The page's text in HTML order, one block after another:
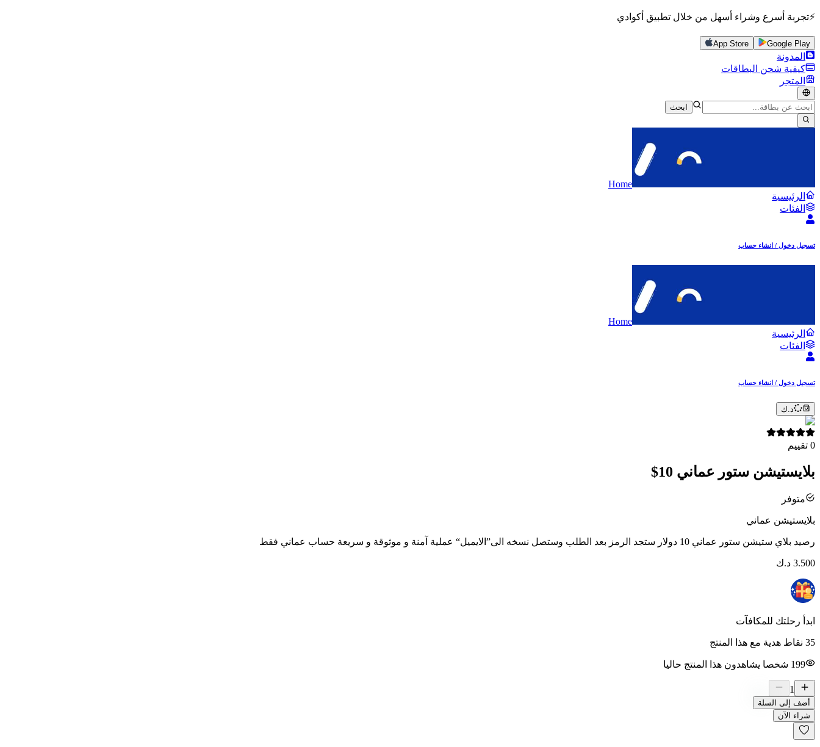
⚡تجربة أسرع وشراء أسهل من خلال تطبيق أكوادي
Google Play
App Store
المدونة
كيفية شحن البطاقات
المتجر
ابحث
Home
الرئيسية
الفئات
تسجيل دخول / انشاء حساب
Home
الرئيسية
الفئات
تسجيل دخول / انشاء حساب
د.ك
0 تقييم
بلايستيشن ستور عماني 10$
متوفر
بلايستيشن عماني
رصيد بلاي ستيشن ستور عماني 10 دولار ستجد الرمز بعد الطلب وستصل نسخه الى”الايميل“ عملية آمنة و موثوقة و سريعة حساب عماني فقط
3.500 د.ك
ابدأ رحلتك للمكافآت
35 نقاط هدية مع هذا المنتج
199 شخصا يشاهدون هذا المنتج حاليا
1
أضف إلى السلة
شراء الآن